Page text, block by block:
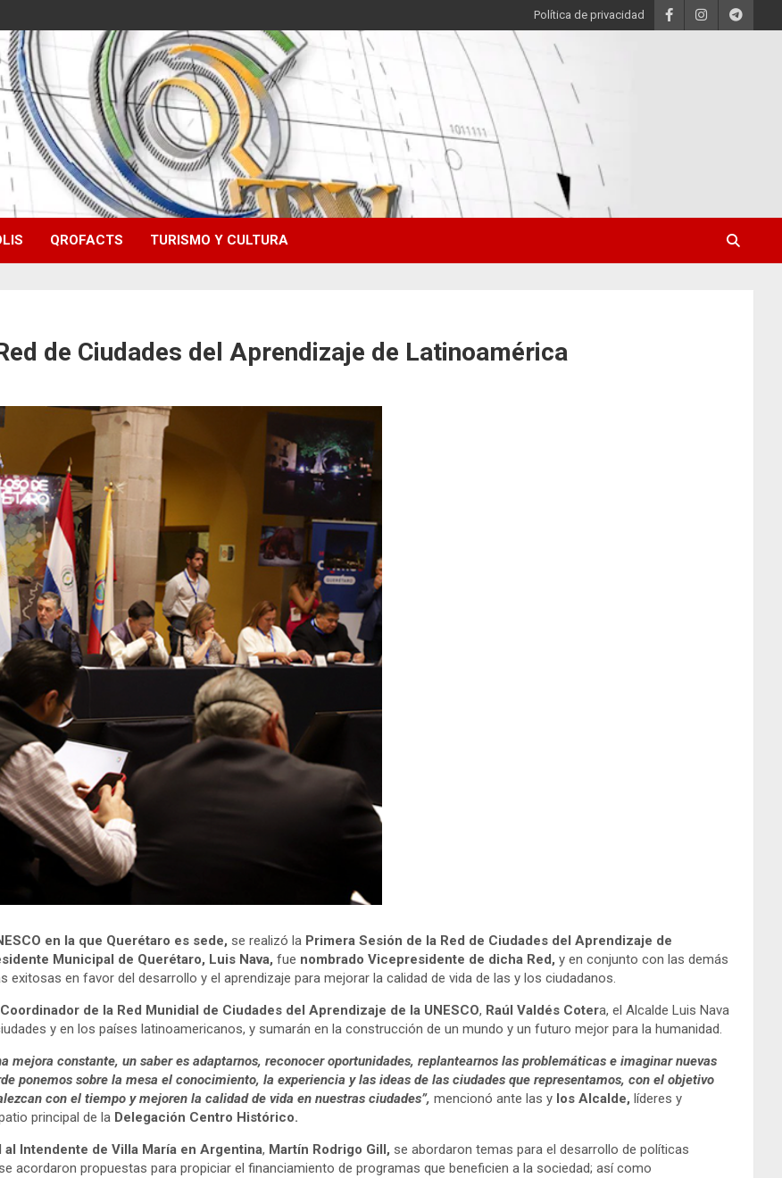
Política de privacidad
QROFACTS TURISMO Y CULTURA
de Ciudades del Aprendizaje de Latinoamérica
en la que Querétaro es sede, se realizó la Primera Sesión de la Red de Ciudades del Aprendizaje de
Municipal de Querétaro, Luis Nava, fue nombrado Vicepresidente de dicha Red, y en conjunto con las demás
en favor del desarrollo y el aprendizaje para mejorar la calidad de vida de las y los ciudadanos.
de la Red Munidial de Ciudades del Aprendizaje de la UNESCO, Raúl Valdés Cotera, el Alcalde Luis Nava
y en los países latinoamericanos, y sumarán en la construcción de un mundo y un futuro mejor para la humanidad.
mejora constante, un saber es adaptarnos, reconocer oportunidades, replantearnos las problemáticas e imaginar nuevas
ponemos sobre la mesa el conocimiento, la experiencia y las ideas de las ciudades que representamos, con el objetivo
con el tiempo y mejoren la calidad de vida en nuestras ciudades”, mencionó ante las y los Alcalde, líderes y
principal de la Delegación Centro Histórico.
al Intendente de Villa María en Argentina, Martín Rodrigo Gill, se abordaron temas para el desarrollo de políticas
acordaron propuestas para propiciar el financiamiento de programas que beneficien a la sociedad; así como